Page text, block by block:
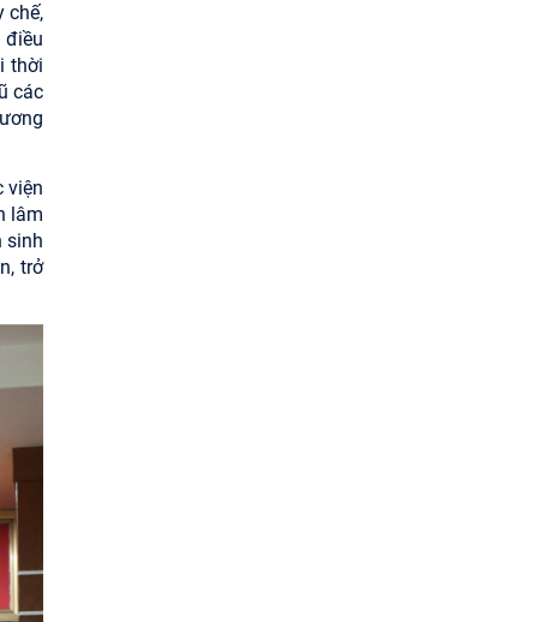
chế,
điều
thời
các
viện
lâm
sinh
trở